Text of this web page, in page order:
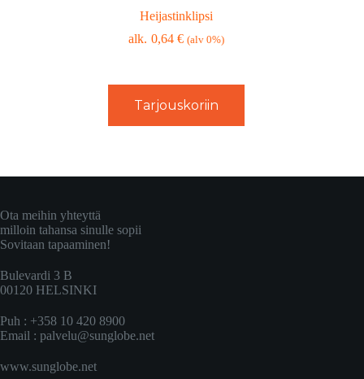
Heijastinklipsi
0,64€ (alv 0%)
Tarjouskoriin
Ota meihin yhteyttä
milloin tahansa sinulle sopii
Sovitaan tapaaminen!
Bulevardi 3 B
00120 HELSINKI
Puh : +358 10 420 8900
Email : palvelu@sunglobe.net
www.sunglobe.net